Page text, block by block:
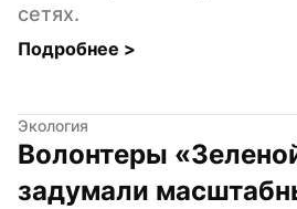
сетях.
Подробнее >
Экология
Волонтеры
задумали